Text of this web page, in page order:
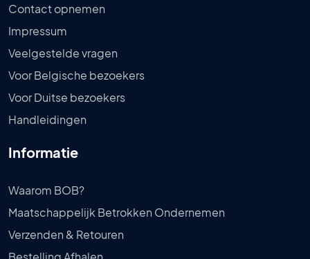
Contact opnemen
Impressum
Veelgestelde vragen
Voor Belgische bezoekers
Voor Duitse bezoekers
Handleidingen
Informatie
Waarom BOB?
Maatschappelijk Betrokken Ondernemen
Verzenden & Retouren